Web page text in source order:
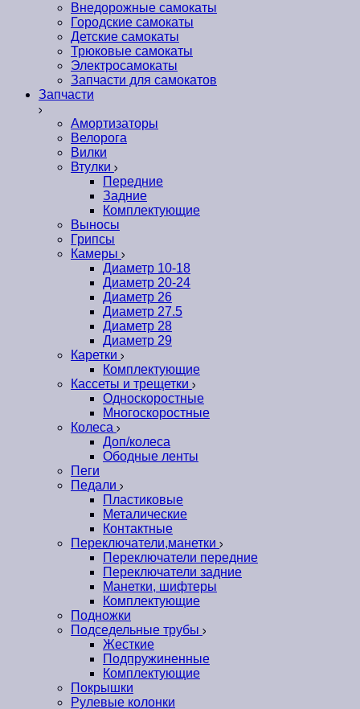
Внедорожные самокаты
Городские самокаты
Детские самокаты
Трюковые самокаты
Электросамокаты
Запчасти для самокатов
Запчасти
Амортизаторы
Велорога
Вилки
Втулки
Передние
Задние
Комплектующие
Выносы
Грипсы
Камеры
Диаметр 10-18
Диаметр 20-24
Диаметр 26
Диаметр 27.5
Диаметр 28
Диаметр 29
Каретки
Комплектующие
Кассеты и трещетки
Односкоростные
Многоскоростные
Колеса
Доп/колеса
Ободные ленты
Пеги
Педали
Пластиковые
Металические
Контактные
Переключатели,манетки
Переключатели передние
Переключатели задние
Манетки, шифтеры
Комплектующие
Подножки
Подседельные трубы
Жесткие
Подпружиненные
Комплектующие
Покрышки
Рулевые колонки